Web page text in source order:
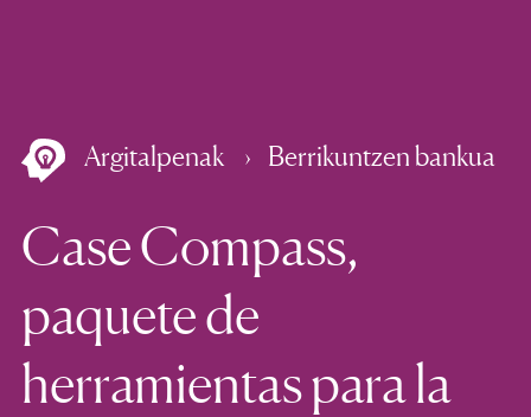
Argitalpenak Berrikuntzen bankua
Case Compass,
paquete de
herramientas para la